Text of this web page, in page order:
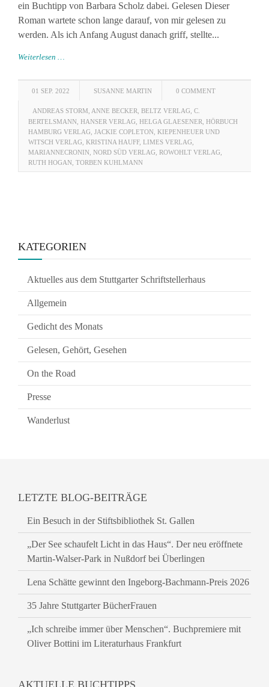
ein Buchtipp von Barbara Scholz dabei. Gelesen Dieser
Roman wartete schon lange darauf, von mir gelesen zu
werden. Als ich Anfang August danach griff, stellte...
Weiterlesen …
01 SEP. 2022 SUSANNE MARTIN 0 COMMENT
ANDREAS STORM ANNE BECKER BELTZ VERLAG C.
BERTELSMANN HANSER VERLAG HELGA GLAESENER HÖRBUCH
HAMBURG VERLAG JACKIE COPLETON KIEPENHEUER UND
WITSCH VERLAG KRISTINA HAUFF, LIMES VERLAG
MARIANNECRONIN NORD SÜD VERLAG ROWOHLT VERLAG
RUTH HOGAN TORBEN KUHLMANN
KATEGORIEN
Aktuelles aus dem Stuttgarter Schriftstellerhaus
Allgemein
Gedicht des Monats
Gelesen, Gehört, Gesehen
On the Road
Presse
Wanderlust
LETZTE BLOG-BEITRÄGE
Ein Besuch in der Stiftsbibliothek St. Gallen
„Der See schaufelt Licht in das Haus“. Der neu eröffnete
Martin-Walser-Park in Nußdorf bei Überlingen
Lena Schätte gewinnt den Ingeborg-Bachmann-Preis 2026
35 Jahre Stuttgarter BücherFrauen
„Ich schreibe immer über Menschen“. Buchpremiere mit
Oliver Bottini im Literaturhaus Frankfurt
AKTUELLE BUCHTIPPS